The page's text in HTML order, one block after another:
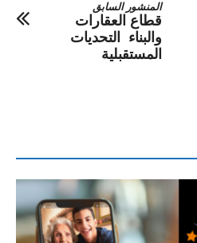
المنشور السابق
قطاع العقارات
والبناء التحديات
المستقبلية